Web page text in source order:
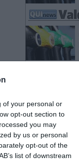
of your personal or
opt-out section to
you may
by us or personal
opt-out of the
list of downstream